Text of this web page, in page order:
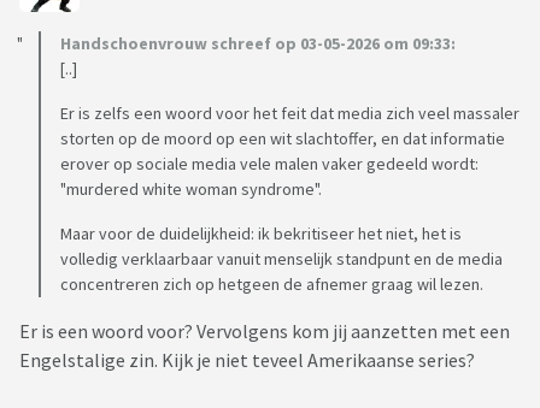
Handschoenvrouw schreef op 03-05-2026 om 09:33:
[..]
Er is zelfs een woord voor het feit dat media zich veel massaler
storten op de moord op een wit slachtoffer, en dat informatie
erover op sociale media vele malen vaker gedeeld wordt:
"murdered white woman syndrome".
Maar voor de duidelijkheid: ik bekritiseer het niet, het is
volledig verklaarbaar vanuit menselijk standpunt en de media
concentreren zich op hetgeen de afnemer graag wil lezen.
Er is een woord voor? Vervolgens kom jij aanzetten met een
Engelstalige zin. Kijk je niet teveel Amerikaanse series?